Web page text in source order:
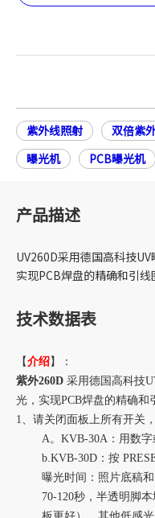
紫外线照射 双倍紫
曝光机
PCB曝光机
产品描述
UV260D采用德国高科技
实现PCB焊盘的精确和引线
技术数据表
【介绍】：
紫外260D 采用德国高科技
光，实现PCB焊盘的精确和
1、请关闭面板上所有开关
A。KVB-30A：用数字
b.KVB-30D：按
曝光时间：照片底稿和
70-120秒，半透明脚本